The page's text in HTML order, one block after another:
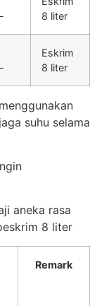
8 liter
Eskrim
8 liter
suhu selama
aneka rasa
8 liter
Remark